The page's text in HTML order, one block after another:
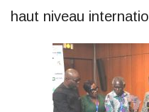
haut niveau